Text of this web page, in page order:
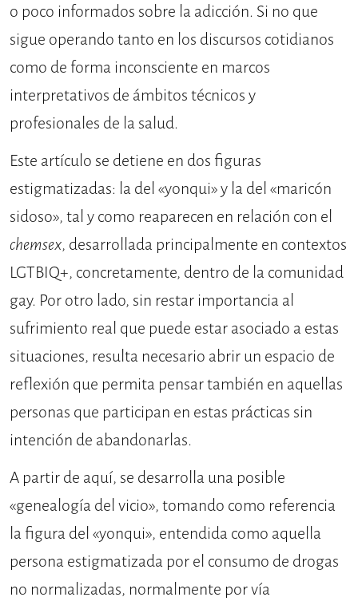
o poco informados sobre la adicción. Si no que
sigue operando tanto en los discursos cotidianos
como de forma inconsciente en marcos
interpretativos de ámbitos técnicos y
profesionales de la salud.
Este artículo se detiene en dos figuras
estigmatizadas: la del «yonqui» y la del «maricón
sidoso», tal y como reaparecen en relación con el
chemsex, desarrollada principalmente en contextos
LGTBIQ+, concretamente, dentro de la comunidad
gay. Por otro lado, sin restar importancia al
sufrimiento real que puede estar asociado a estas
situaciones, resulta necesario abrir un espacio de
reflexión que permita pensar también en aquellas
personas que participan en estas prácticas sin
intención de abandonarlas.
A partir de aquí, se desarrolla una posible
«genealogía del vicio», tomando como referencia
la figura del «yonqui», entendida como aquella
persona estigmatizada por el consumo de drogas
no normalizadas, normalmente por vía